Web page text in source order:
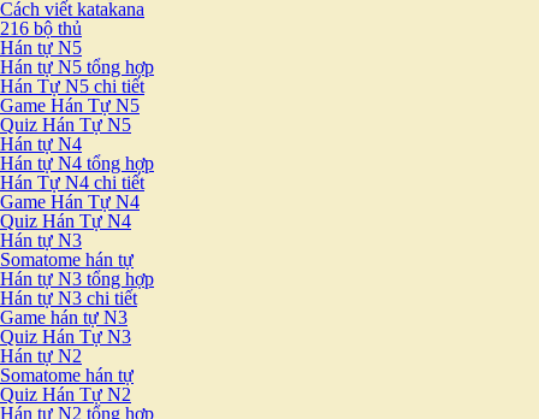
Cách viết katakana
216 bộ thủ
Hán tự N5
Hán tự N5 tổng hợp
Hán Tự N5 chi tiết
Game Hán Tự N5
Quiz Hán Tự N5
Hán tự N4
Hán tự N4 tổng hợp
Hán Tự N4 chi tiết
Game Hán Tự N4
Quiz Hán Tự N4
Hán tự N3
Somatome hán tự
Hán tự N3 tổng hợp
Hán tự N3 chi tiết
Game hán tự N3
Quiz Hán Tự N3
Hán tự N2
Somatome hán tự
Quiz Hán Tự N2
Hán tự N2 tổng hợp